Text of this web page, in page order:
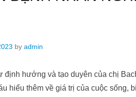
by admin
định hướng và tạo duyên của chị
hiểu thêm về giá trị của cuộc sống,